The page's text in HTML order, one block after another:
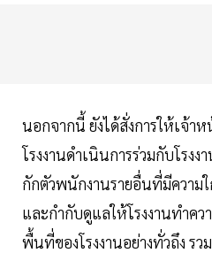
นอกจากนี้ ยังได้สั่งการให้เจ้า
โรงงานดำเนินการร่วมกับโรง
กักตัวพนักงานรายอื่นที่มีควา
และกำกับดูแลให้โรงงานทำค
พื้นที่ของโรงงานอย่างทั่วถึง ร